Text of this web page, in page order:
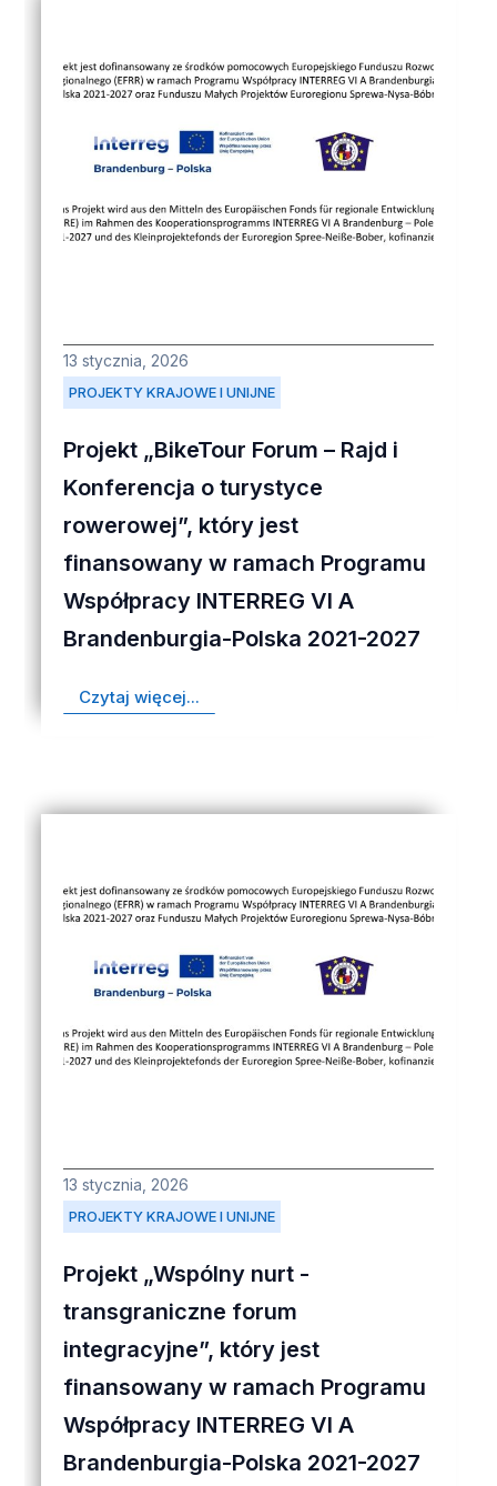
PROJEKTY KRAJOWE I UNIJNE
13 stycznia, 2026
Projekt „BikeTour Forum – Rajd i
Konferencja o turystyce
rowerowej”, który jest
finansowany w ramach Programu
Współpracy INTERREG VI A
Brandenburgia-Polska 2021-2027
Czytaj więcej...
PROJEKTY KRAJOWE I UNIJNE
13 stycznia, 2026
Projekt „Wspólny nurt -
transgraniczne forum
integracyjne”, który jest
finansowany w ramach Programu
Współpracy INTERREG VI A
Brandenburgia-Polska 2021-2027